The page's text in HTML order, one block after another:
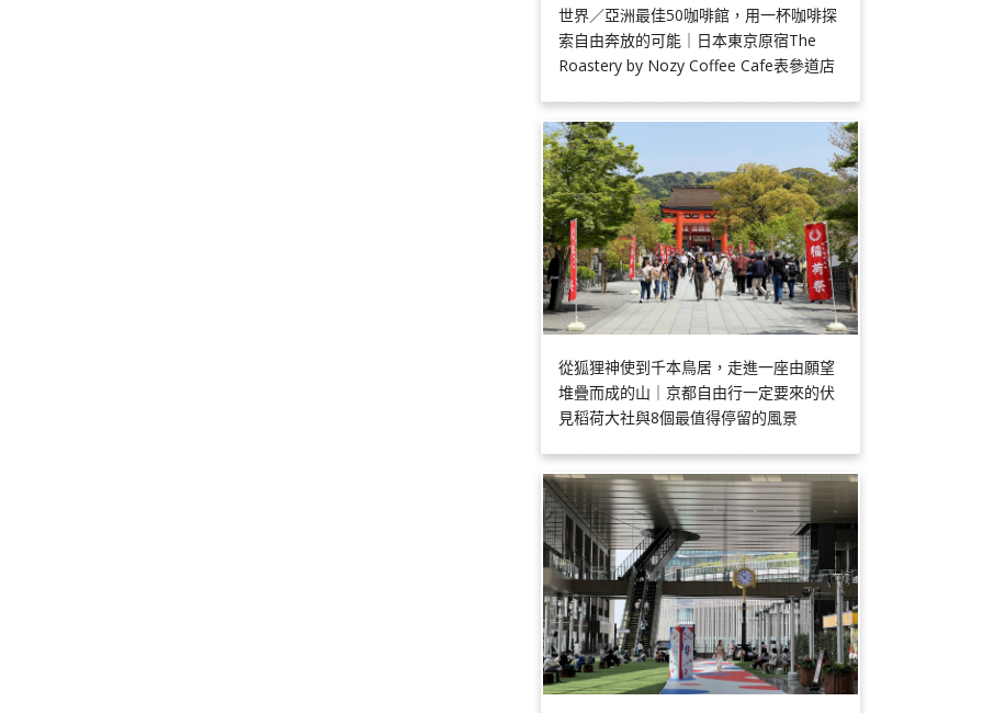
世界／亞洲最佳50咖啡館，用一杯咖啡探
索自由奔放的可能｜日本東京原宿The
Roastery by Nozy Coffee Cafe表參道店
從狐狸神使到千本鳥居，走進一座由願望
堆疊而成的山｜京都自由行一定要來的伏
見稻荷大社與8個最值得停留的風景